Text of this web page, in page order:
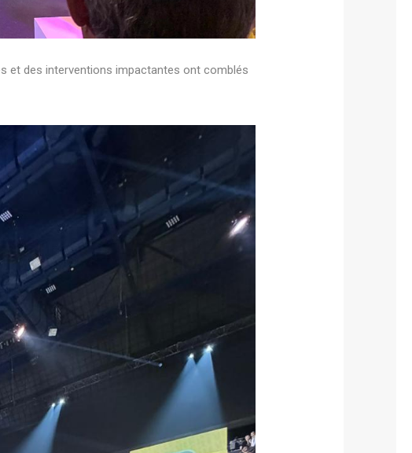
et des interventions impactantes ont comblés